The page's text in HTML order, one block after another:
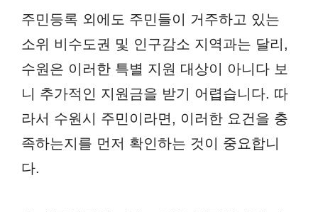
주민등록 외에도 주민들이 거주하고 있는
소위 비수도권 및 인구감소 지역과는 달리,
수원은 이러한 특별 지원 대상이 아니다 보
니 추가적인 지원금을 받기 어렵습니다. 따
라서 수원시 주민이라면, 이러한 요건을 충
족하는지를 먼저 확인하는 것이 중요합니
다.